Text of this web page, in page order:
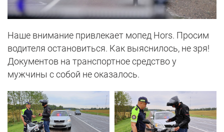
Наше внимание привлекает мопед Hors. Просим
водителя остановиться. Как выяснилось, не зря!
Документов на транспортное средство у
мужчины с собой не оказалось.